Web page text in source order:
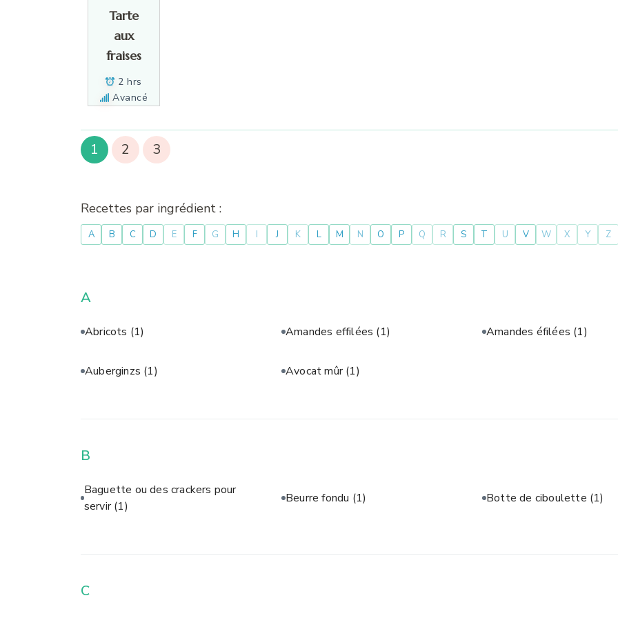
Tarte
aux
fraises
2 hrs
Avancé
1 2 3
Recettes par ingrédient :
A B C D E F G H I J K L M N O P Q R S T U V W X Y Z
A
Abricots (1) Amandes effilées (1) Amandes éfilées (1)
Auberginzs (1) Avocat mûr(1)
B
Baguette ou des crackers pour
servir(1)
Beurre fondu (1) Botte de ciboulette (1)
C